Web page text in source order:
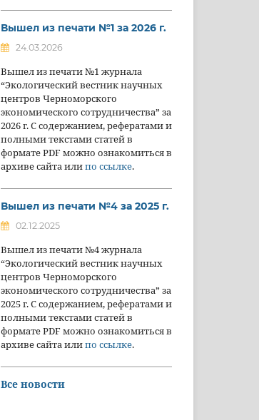
Вышел из печати №1 за 2026 г.
24.03.2026
Вышел из печати №1 журнала
“Экологический вестник научных
центров Черноморского
экономического сотрудничества” за
2026 г. С содержанием, рефератами и
полными текстами статей в
формате PDF можно ознакомиться в
архиве сайта илипо ссылке.
Вышел из печати №4 за 2025 г.
02.12.2025
Вышел из печати №4 журнала
“Экологический вестник научных
центров Черноморского
экономического сотрудничества” за
2025 г. С содержанием, рефератами и
полными текстами статей в
формате PDF можно ознакомиться в
архиве сайта илипо ссылке.
Все новости